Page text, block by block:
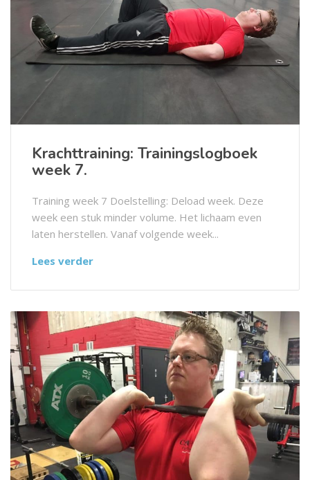
Krachttraining: Trainingslogboek
week 7.
Training week 7 Doelstelling: Deload week. Deze
week een stuk minder volume. Het lichaam even
laten herstellen. Vanaf volgende week...
Lees verder